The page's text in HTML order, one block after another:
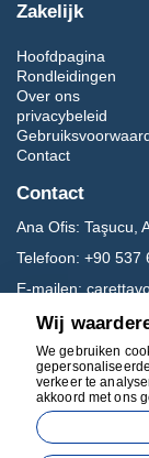
Zakelijk
Hoofdpagina
Rondleidingen
Over ons
privacybeleid
Contact
Contact
Ana Ofis: Taşucu,
Telefoon: +90 537
E-mailen:
Sociale media
Wij
We gebruiken
verkeer te
akkoord met ons